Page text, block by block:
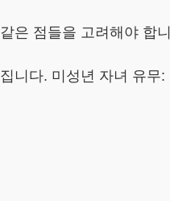
은 점들을 고려해야 합
다. 미성년 자녀 유